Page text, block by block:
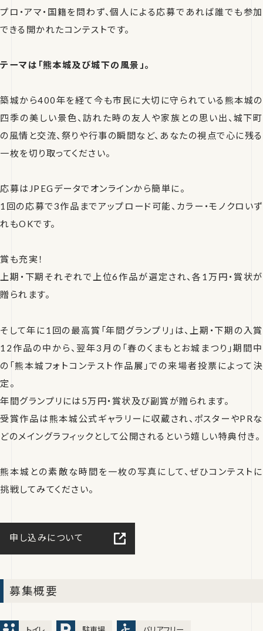
プロ・アマ・国籍を問わず、個人による応募であれば誰でも参加
できる開かれたコンテストです。
テーマは「熊本城及び城下の風景」。
築城から400年を経て今も市民に大切に守られている熊本城の
四季の美しい景色、訪れた時の友人や家族との思い出、城下町
の風情と交流、祭りや行事の瞬間など、あなたの視点で心に残る
一枚を切り取ってください。
応募はJPEGデータでオンラインから簡単に。
1回の応募で3作品までアップロード可能、カラー・モノクロいず
れもOKです。
賞も充実！
上期・下期それぞれで上位6作品が選定され、各1万円・賞状が
贈られます。
そして年に1回の最高賞「年間グランプリ」は、上期・下期の入賞
12作品の中から、翌年3月の「春のくまもとお城まつり」期間中
の「熊本城フォトコンテスト作品展」での来場者投票によって決
定。
年間グランプリには5万円・賞状及び副賞が贈られます。
受賞作品は熊本城公式ギャラリーに収蔵され、ポスターやPRな
どのメイングラフィックとして公開されるという嬉しい特典付き。
熊本城との素敵な時間を一枚の写真にして、ぜひコンテストに
挑戦してみてください。
申し込みについて
募集概要